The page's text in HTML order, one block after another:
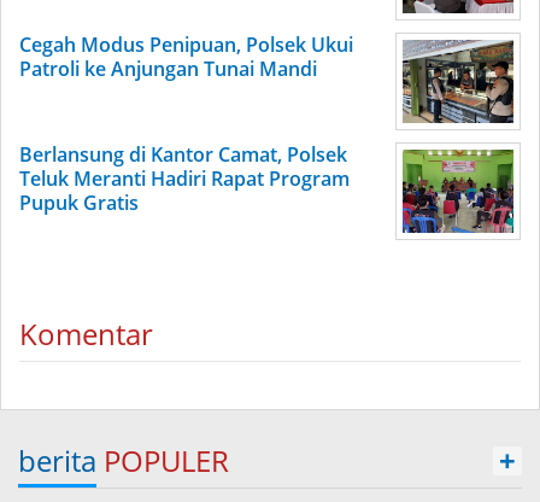
Cegah Modus Penipuan, Polsek Ukui
Patroli ke Anjungan Tunai Mandi
Berlansung di Kantor Camat, Polsek
Teluk Meranti Hadiri Rapat Program
Pupuk Gratis
Komentar
berita POPULER +